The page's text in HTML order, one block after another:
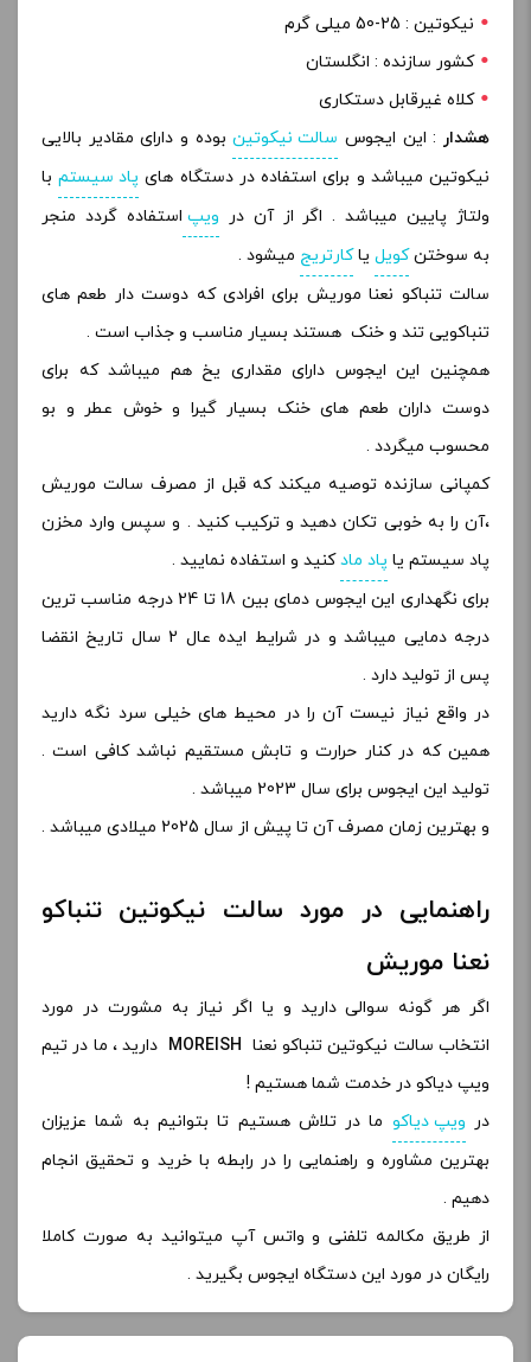
نیکوتین : 25-50 میلی گرم
کشور سازنده : انگلستان
کلاه غیرقابل دستکاری
هشدار : این ایجوس سالت نیکوتینبوده و دارای مقادیر بالایی
نیکوتین میباشد و برای استفاده در دستگاه های پاد سیستمبا
ولتاژ پایین میباشد . اگر از آن در ویپ استفاده گردد منجر
به سوختنکویل یاکارتریج میشود .
سالت تنباکو نعنا موریش برای افرادی که دوست دار طعم های
تنباکویی تند و خنک هستند بسیار مناسب و جذاب است .
همچنین این ایجوس دارای مقداری یخ هم میباشد که برای
دوست داران طعم های خنک بسیار گیرا و خوش عطر و بو
محسوب میگردد .
کمپانی سازنده توصیه میکند که قبل از مصرف سالت موریش
،آن را به خوبی تکان دهید و ترکیب کنید . و سپس وارد مخزن
پاد سیستم یا پاد مادکنید و استفاده نمایید .
برای نگهداری این ایجوس دمای بین 18 تا 24 درجه مناسب ترین
درجه دمایی میباشد و در شرایط ایده عال 2 سال تاریخ انقضا
پس از تولید دارد .
در واقع نیاز نیست آن را در محیط های خیلی سرد نگه دارید
همین که در کنار حرارت و تابش مستقیم نباشد کافی است .
تولید این ایجوس برای سال 2023 میباشد .
و بهترین زمان مصرف آن تا پیش از سال 2025 میلادی میباشد .
راهنمایی در مورد سالت نیکوتین تنباکو
نعنا موریش
اگر هر گونه سوالی دارید و یا اگر نیاز به مشورت در مورد
انتخاب سالت نیکوتین تنباکو نعنا
دارید ، ما در تیم
ویپ دیاکو در خدمت شما هستیم !
در ویپ دیاکو ما در تلاش هستیم تا بتوانیم به شما عزیزان
بهترین مشاوره و راهنمایی را در رابطه با خرید و تحقیق انجام
دهیم .
از طریق مکالمه تلفنی و واتس آپ میتوانید به صورت کاملا
رایگان در مورد این دستگاه ایجوس بگیرید .